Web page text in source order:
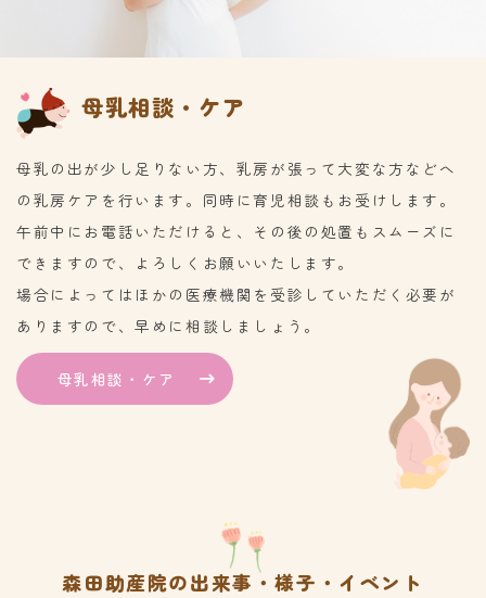
母乳相談・ケア
母乳の出が少し足りない方、乳房が張って大変な方などへ
の乳房ケアを行います。同時に育児相談もお受けします。
午前中にお電話いただけると、その後の処置もスムーズに
できますので、よろしくお願いいたします。
場合によってはほかの医療機関を受診していただく必要が
ありますので、早めに相談しましょう。
母乳相談・ケア
森田助産院の出来事・様子・イベント